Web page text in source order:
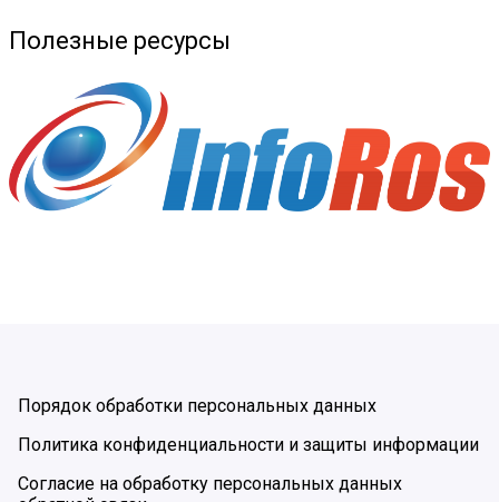
Полезные ресурсы
Порядок обработки персональных данных
Политика конфиденциальности и защиты информации
Согласие на обработку персональных данных